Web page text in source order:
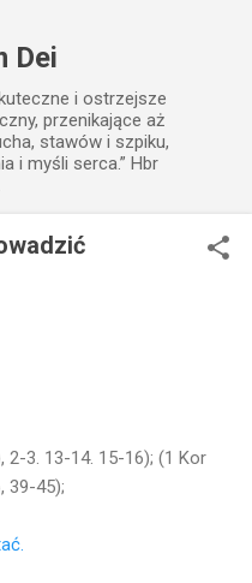
Dei
i ostrzejsze
przenikające aż
stawów i szpiku,
i myśli serca.” Hbr
2-3. 13-14. 15-16); (1 Kor
39-45);